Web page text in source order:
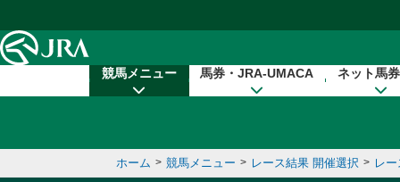
競馬メニュー 馬券・JRA-UMACA ネット馬
ホーム > 競馬メニュー > レース結果 開催選択 > レ